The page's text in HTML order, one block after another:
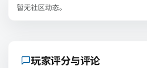
暂无社区动态。
玩家评分与评论